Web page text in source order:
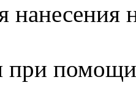
нанесения
при